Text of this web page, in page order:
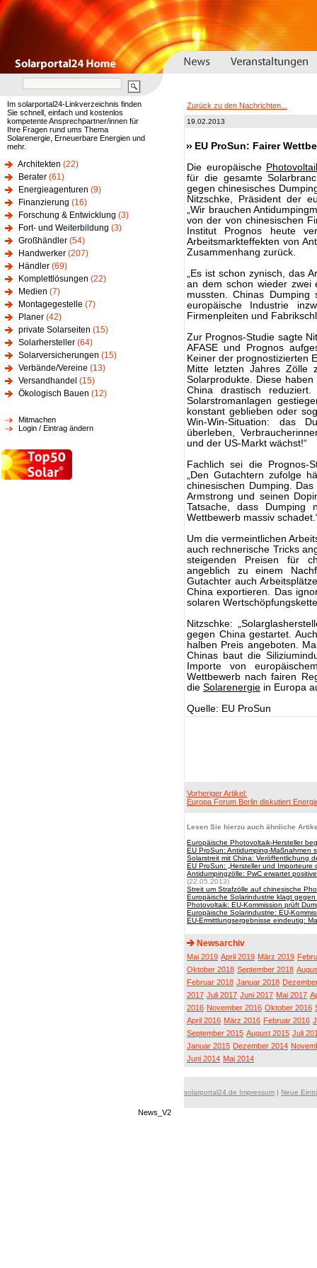
Im solarportal24-Linkverzeichnis finden
Sie schnell, einfach und kostenlos
kompetente Ansprechpartner/innen für
Ihre Fragen rund ums Thema
Solarenergie, Erneuerbare Energien und
mehr.
Architekten (22)
Berater (61)
Energieagenturen (9)
Finanzierung (16)
Forschung & Entwicklung (3)
Fort- und Weiterbildung (3)
Großhändler (54)
Handwerker (207)
Händler (69)
Komplettlösungen (22)
Medien (7)
Montagegestelle (7)
Planer (42)
private Solarseiten (15)
Solarhersteller (64)
Solarversicherungen (15)
Verbände/Vereine (13)
Versandhandel (15)
Ökologisch Bauen (12)
Mitmachen
Login / Eintrag ändern
Zurück zu den Nachrichten...
19.02.2013
EU ProSun: Fairer
Die europäische
für die gesamte
gegen chinesisches
Nitzschke, Präsident der
„Wir brauchen
von der von chinesischen
Institut Prognos heute
Arbeitsmarkteffekten von
Zusammenhang zurück.
„Es ist schon zynisch, das
an dem schon wieder zwei
mussten. Chinas
europäische Industrie
Firmenpleiten und
Zur Prognos-Studie sagte
AFASE und Prognos
Keiner der prognostizierten
Mitte letzten Jahres Zölle
Solarprodukte. Diese
China drastisch
Solarstromanlagen
konstant geblieben oder
Win-Win-Situation: das
überleben,
und der US-Markt wächst!“
Fachlich sei die Prognos-
„Den Gutachtern zufolge
chinesischen Dumping.
Armstrong und seinen
Tatsache, dass Dumping
Wettbewerb massiv
Um die vermeintlichen
auch rechnerische Tricks
steigenden Preisen für
angeblich zu einem
Gutachter auch
China exportieren. Das
solaren
Nitzschke:
gegen China gestartet.
halben Preis angeboten.
Chinas baut die
Importe von
Wettbewerb nach fairen
die Solarenergie in Europa
Quelle: EU ProSun
Vorheriger Artikel:
Europa Forum Berlin diskutiert
Lesen Sie hierzu auch ähnliche
Europäische Photovoltaik-Hersteller
EU ProSun: Antidumping-Maßnahmen
Solarstreit mit China: Veröffentlichung
EU ProSun: „Hersteller und
Antidumpingzölle: PwC erwartet
(22.05.2013)
Streit um Strafzölle auf chinesische
Europäische Solarindustrie klagt
Photovoltaik: EU-Kommission prüft
Europäische Solarindustrie: EU-
EU-Ermittlungsergebnisse eindeutig:
Newsarchiv
Mai 2019 April 2019 März 2019
Oktober 2018 September 2018
Februar 2018 Januar 2018
2017 Juli 2017 Juni 2017 Mai 2017
2016 November 2016 Oktober 2016
April 2016 März 2016 Februar 2016
September 2015 August 2015 Juli
Januar 2015 Dezember 2014
Juni 2014 Mai 2014
solarportal24.de Impressum | Neue
News_V2